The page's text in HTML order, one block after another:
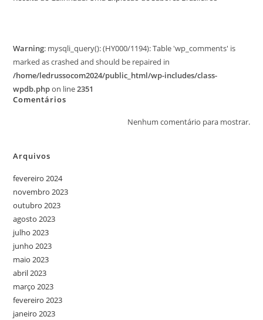
Warning: mysqli_query(): (HY000/1194): Table 'wp_comments' is
marked as crashed and should be repaired in
/home/ledrussocom2024/public_html/wp-includes/class-
wpdb.phpon line2351
Comentários
Nenhum comentário para mostrar.
Arquivos
fevereiro 2024
novembro 2023
outubro 2023
agosto 2023
julho 2023
junho 2023
maio 2023
abril 2023
março 2023
fevereiro 2023
janeiro 2023